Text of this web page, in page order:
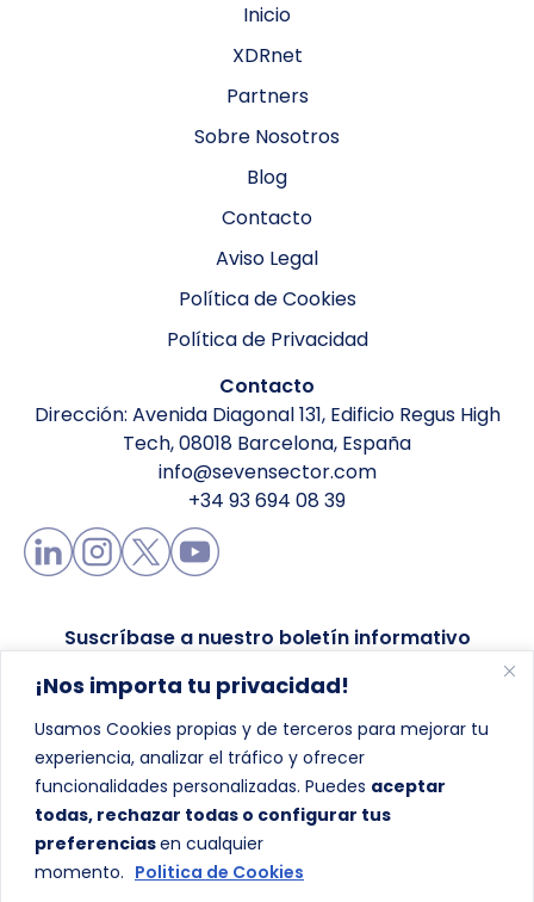
¡Nos importa tu privacidad!
Usamos Cookies propias y de terceros para mejorar tu
experiencia, analizar el tráfico y ofrecer
funcionalidades personalizadas. Puedes aceptar
todas, rechazar todas o configurar tus
preferenciasen cualquier
momento. Politica de Cookies
Inicio
XDRnet
Partners
Sobre Nosotros
Blog
Contacto
Aviso Legal
Política de Cookies
Política de Privacidad
Contacto
Dirección: Avenida Diagonal 131, Edificio Regus High
Tech, 08018 Barcelona, España
info@sevensector.com
+34 93 694 08 39
Suscríbase a nuestro boletín informativo
Enviar